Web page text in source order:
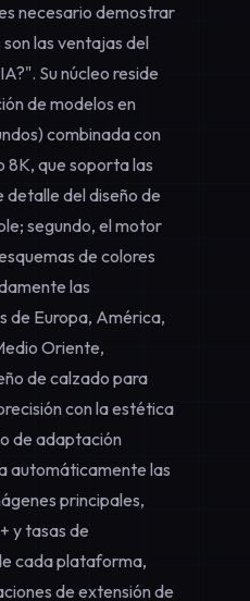
necesario demostrar
las ventajas del
Su núcleo reside
de modelos en
combinada con
8K, que soporta las
del diseño de
segundo, el motor
de colores
las
de Europa, América,
Oriente,
de calzado para
con la estética
de adaptación
automáticamente las
principales,
y tasas de
cada plataforma,
de extensión de